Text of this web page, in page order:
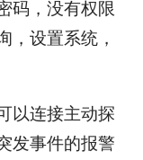
，没有权限
，设置系统，
连接主动探
发事件的报警